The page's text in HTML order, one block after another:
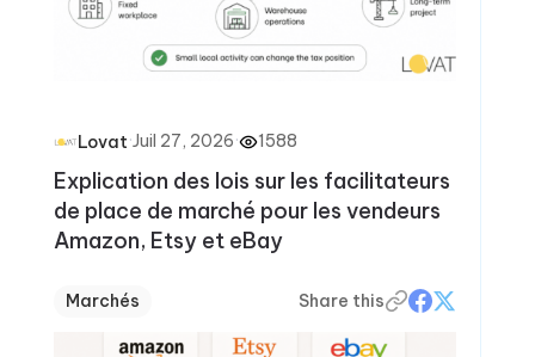
Lovat·Juil 27, 2026· 1588
Explication des lois sur les facilitateurs
de place de marché pour les vendeurs
Amazon, Etsy et eBay
Marchés Share this